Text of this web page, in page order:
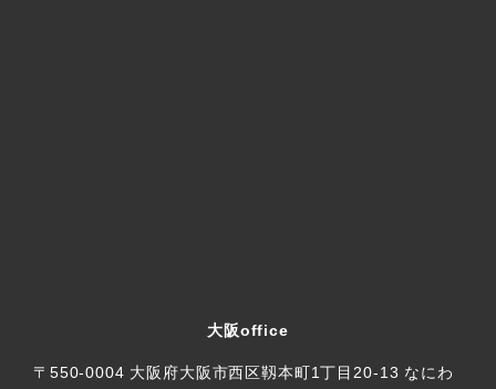
大阪office
〒550-0004 大阪府大阪市西区靱本町1丁目20-13 なにわ